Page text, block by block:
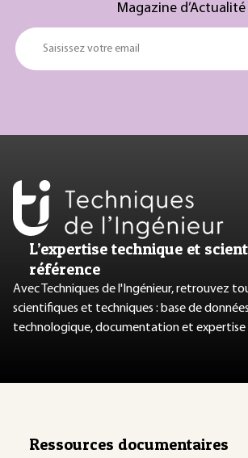
Magazine d’Actualité
Saisissez votre email
L’expertise technique et
référence
Avec Techniques de l'Ingénieur, retrouvez
scientifiques et techniques : base de
technologique, documentation et expertise
Ressources documentaires